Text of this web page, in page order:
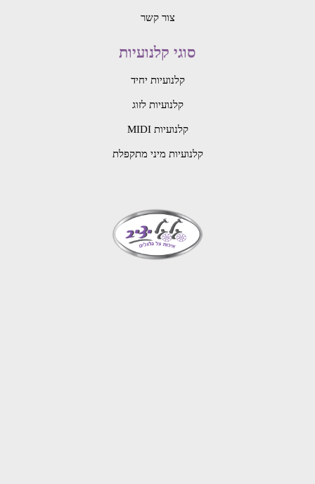
צור קשר
סוגי קלנועיות
קלנועיות יחיד
קלנועיות לזוג
קלנועיות MIDI
קלנועיות מיני מתקפלת